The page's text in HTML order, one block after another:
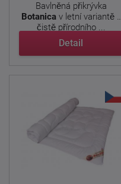
Bavlněná přikrývka
Botanicav letní variantě z
čistě přírodního ...
Detail